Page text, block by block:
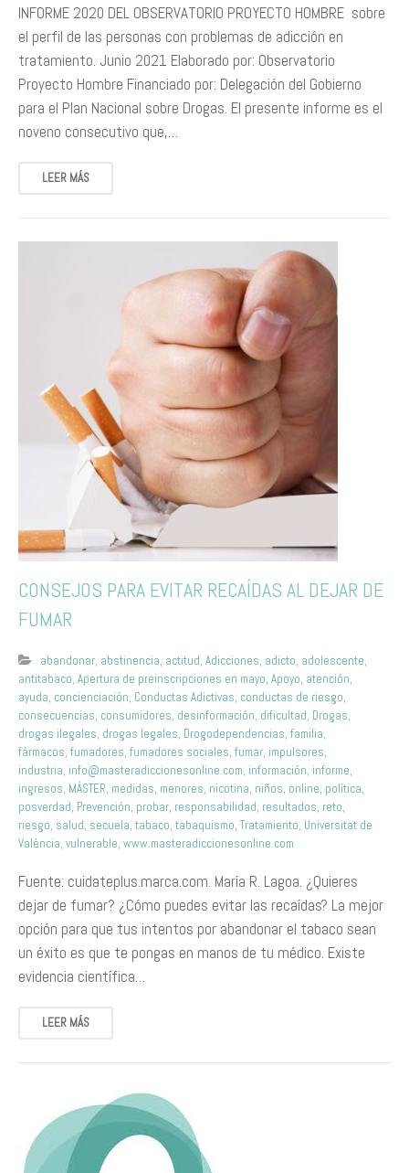
INFORME 2020 DEL OBSERVATORIO PROYECTO HOMBRE sobre
el perfil de las personas con problemas de adicción en
tratamiento. Junio 2021 Elaborado por: Observatorio
Proyecto Hombre Financiado por: Delegación del Gobierno
para el Plan Nacional sobre Drogas. El presente informe es el
noveno consecutivo que,…
LEER MÁS
CONSEJOS PARA EVITAR RECAÍDAS AL DEJAR DE
FUMAR
abandonar, abstinencia, actitud, Adicciones, adicto, adolescente,
antitabaco, Apertura de preinscripciones en mayo, Apoyo, atención,
ayuda, concienciación, Conductas Adictivas, conductas de riesgo,
consecuencias, consumidores, desinformación, dificultad, Drogas,
drogas ilegales, drogas legales, Drogodependencias, familia,
fármacos, fumadores, fumadores sociales, fumar, impulsores,
industria, info@masteradiccionesonline.com, información, informe,
ingresos, MÁSTER, medidas, menores, nicotina, niños, online, política,
posverdad, Prevención, probar, responsabilidad, resultados, reto,
riesgo, salud, secuela, tabaco, tabaquismo, Tratamiento, Universitat de
València, vulnerable, www.masteradiccionesonline.com
Fuente: cuidateplus.marca.com. María R. Lagoa. ¿Quieres
dejar de fumar? ¿Cómo puedes evitar las recaídas? La mejor
opción para que tus intentos por abandonar el tabaco sean
un éxito es que te pongas en manos de tu médico. Existe
evidencia científica…
LEER MÁS